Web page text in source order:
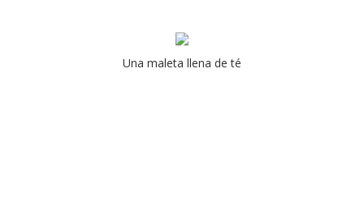
Una maleta llena de té